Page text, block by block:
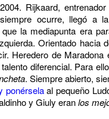
Rijkaard,
ocurre, llegó a
la mediapunta era
Orientado hacia
Heredero de
diferencial. Para
. Siempre abierto,
ponérselaal pequeño
y Giuly eranlos